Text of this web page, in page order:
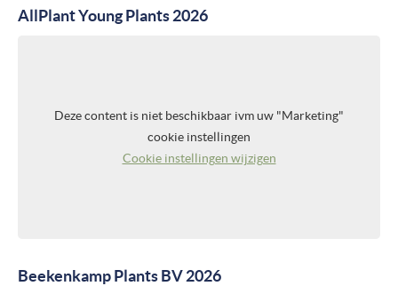
HIGHLIGHTS 2026
OVER FLOWERTRIALS®
CONTACT
AllPlant Young Plants 2026
Deze content is niet beschikbaar ivm uw "Marketing"
cookie instellingen
Cookie instellingen wijzigen
Beekenkamp Plants BV 2026